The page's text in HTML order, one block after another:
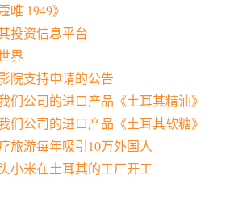
唯 1949》
投资信息平台
界
院支持申请的公告
们公司的进口产品《土耳其精油》
们公司的进口产品《土耳其软糖》
旅游每年吸引10万外国人
小米在土耳其的工厂开工